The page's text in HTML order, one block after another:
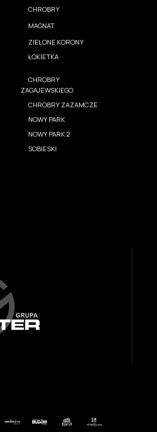
CHROBRY
MAGNAT
ZIELONE KORONY
ŁOKIETKA
CHROBRY
ZAGAJEWSKIEGO
CHROBRY ZAZAMCZE
NOWY PARK
NOWY PARK 2
SOBIESKI